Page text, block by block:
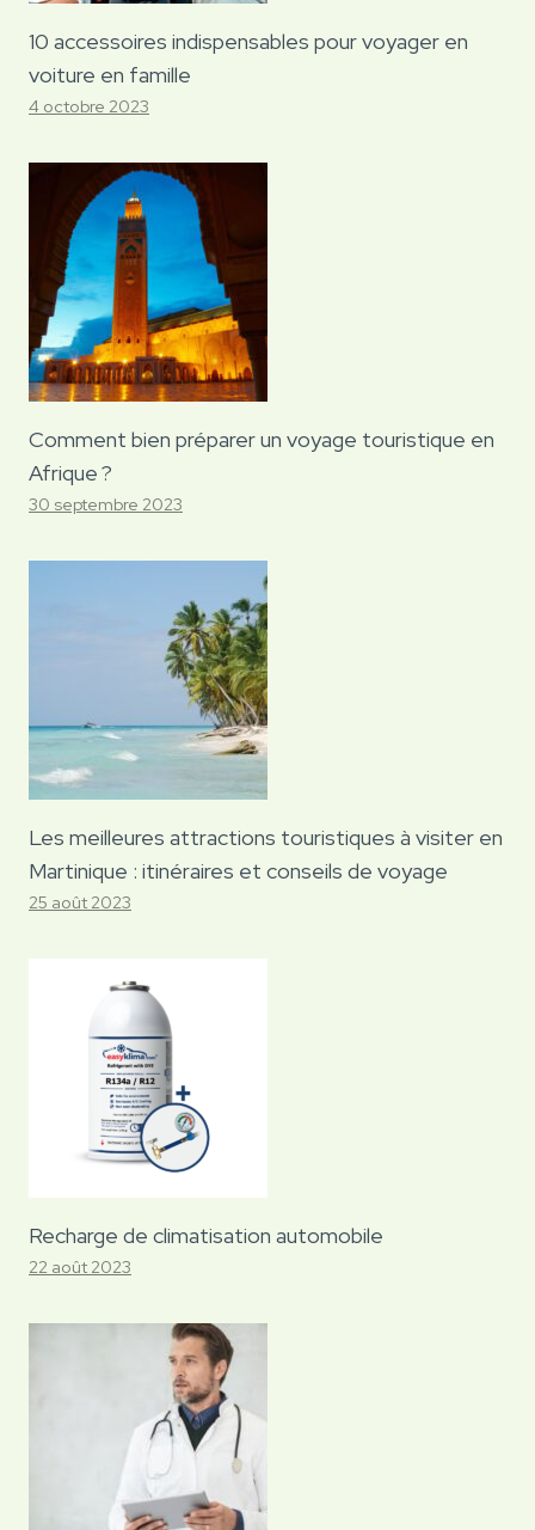
10 accessoires indispensables pour voyager en
voiture en famille
4 octobre 2023
Comment bien préparer un voyage touristique en
Afrique ?
30 septembre 2023
Les meilleures attractions touristiques à visiter en
Martinique : itinéraires et conseils de voyage
25 août 2023
Recharge de climatisation automobile
22 août 2023